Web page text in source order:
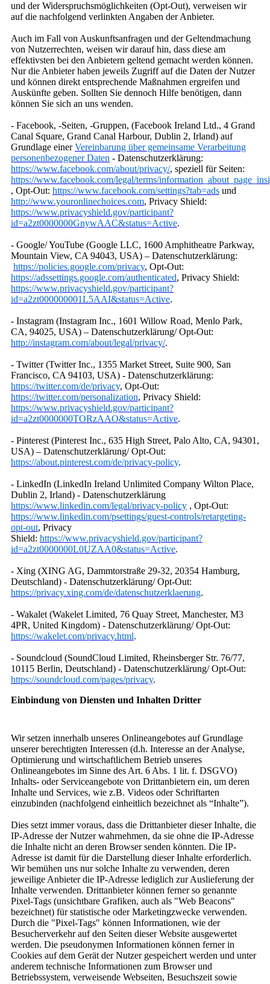
und der Widerspruchsmöglichkeiten (Opt-Out), verweisen wir
auf die nachfolgend verlinkten Angaben der Anbieter.
Auch im Fall von Auskunftsanfragen und der Geltendmachung
von Nutzerrechten, weisen wir darauf hin, dass diese am
effektivsten bei den Anbietern geltend gemacht werden können.
Nur die Anbieter haben jeweils Zugriff auf die Daten der Nutzer
und können direkt entsprechende Maßnahmen ergreifen und
Auskünfte geben. Sollten Sie dennoch Hilfe benötigen, dann
können Sie sich an uns wenden.
- Facebook, -Seiten, -Gruppen, (Facebook Ireland Ltd., 4 Grand
Canal Square, Grand Canal Harbour, Dublin 2, Irland) auf
Grundlage einerVereinbarung über gemeinsame Verarbeitung
personenbezogener Daten - Datenschutzerklärung:
https://www.facebook.com/about/privacy/, speziell für Seiten:
https://www.facebook.com/legal/terms/
, Opt-Out: https://www.facebook.com/settings?tab=adsund
http://www.youronlinechoices.com, Privacy Shield:
https://www.privacyshield.gov/participant?
id=a2zt0000000GnywAAC&status=Active.
- Google/ YouTube (Google LLC, 1600 Amphitheatre Parkway,
Mountain View, CA 94043, USA) – Datenschutzerklärung:
https://policies.google.com/privacy, Opt-Out:
https://adssettings.google.com/authenticated, Privacy Shield:
https://www.privacyshield.gov/participant?
id=a2zt000000001L5AAI&status=Active.
- Instagram (Instagram Inc., 1601 Willow Road, Menlo Park,
CA, 94025, USA) – Datenschutzerklärung/ Opt-Out:
http://instagram.com/about/legal/privacy/.
- Twitter (Twitter Inc., 1355 Market Street, Suite 900, San
Francisco, CA 94103, USA) - Datenschutzerklärung:
https://twitter.com/de/privacy, Opt-Out:
https://twitter.com/personalization, Privacy Shield:
https://www.privacyshield.gov/participant?
id=a2zt0000000TORzAAO&status=Active.
- Pinterest (Pinterest Inc., 635 High Street, Palo Alto, CA, 94301,
USA) – Datenschutzerklärung/ Opt-Out:
https://about.pinterest.com/de/privacy-policy.
- LinkedIn (LinkedIn Ireland Unlimited Company Wilton Place,
Dublin 2, Irland) - Datenschutzerklärung
https://www.linkedin.com/legal/privacy-policy, Opt-Out:
https://www.linkedin.com/psettings/guest-controls/retargeting-
opt-out, Privacy
Shield: https://www.privacyshield.gov/participant?
id=a2zt0000000L0UZAA0&status=Active.
- Xing (XING AG, Dammtorstraße 29-32, 20354 Hamburg,
Deutschland) - Datenschutzerklärung/ Opt-Out:
https://privacy.xing.com/de/datenschutzerklaerung.
- Wakalet (Wakelet Limited, 76 Quay Street, Manchester, M3
4PR, United Kingdom) - Datenschutzerklärung/ Opt-Out:
https://wakelet.com/privacy.html.
- Soundcloud (SoundCloud Limited, Rheinsberger Str. 76/77,
10115 Berlin, Deutschland) - Datenschutzerklärung/ Opt-Out:
https://soundcloud.com/pages/privacy.
Einbindung von Diensten und Inhalten Dritter
Wir setzen innerhalb unseres Onlineangebotes auf Grundlage
unserer berechtigten Interessen (d.h. Interesse an der Analyse,
Optimierung und wirtschaftlichem Betrieb unseres
Onlineangebotes im Sinne des Art. 6 Abs. 1 lit. f. DSGVO)
Inhalts- oder Serviceangebote von Drittanbietern ein, um deren
Inhalte und Services, wie z.B. Videos oder Schriftarten
einzubinden (nachfolgend einheitlich bezeichnet als “Inhalte”).
Dies setzt immer voraus, dass die Drittanbieter dieser Inhalte, die
IP-Adresse der Nutzer wahrnehmen, da sie ohne die IP-Adresse
die Inhalte nicht an deren Browser senden könnten. Die IP-
Adresse ist damit für die Darstellung dieser Inhalte erforderlich.
Wir bemühen uns nur solche Inhalte zu verwenden, deren
jeweilige Anbieter die IP-Adresse lediglich zur Auslieferung der
Inhalte verwenden. Drittanbieter können ferner so genannte
Pixel-Tags (unsichtbare Grafiken, auch als "Web Beacons"
bezeichnet) für statistische oder Marketingzwecke verwenden.
Durch die "Pixel-Tags" können Informationen, wie der
Besucherverkehr auf den Seiten dieser Website ausgewertet
werden. Die pseudonymen Informationen können ferner in
Cookies auf dem Gerät der Nutzer gespeichert werden und unter
anderem technische Informationen zum Browser und
Betriebssystem, verweisende Webseiten, Besuchszeit sowie